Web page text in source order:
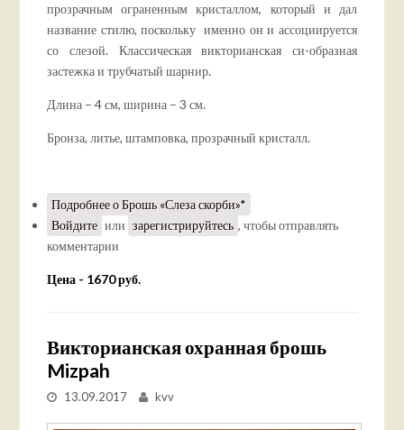
прозрачным ограненным кристаллом, который и дал
название стилю, поскольку именно он и ассоциируется
со слезой. Классическая викторианская си-образная
застежка и трубчатый шарнир.
Длина – 4 см, ширина – 3 см.
Бронза, литье, штамповка, прозрачный кристалл.
Подробнеео Брошь «Слеза скорби»*
Войдите или зарегистрируйтесь , чтобы отправлять
комментарии
Цена - 1670 руб.
Викторианская охранная брошь
Mizpah
13.09.2017 kvv